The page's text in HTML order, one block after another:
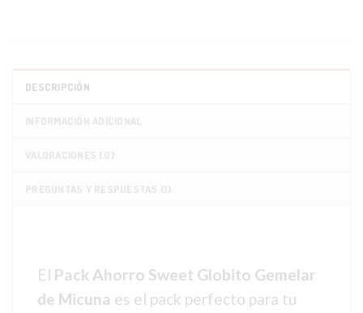
DESCRIPCIÓN
INFORMACIÓN ADICIONAL
VALORACIONES (0)
PREGUNTAS Y RESPUESTAS (1)
El Pack Ahorro Sweet Globito Gemelar
de Micuna es el pack perfecto para tu